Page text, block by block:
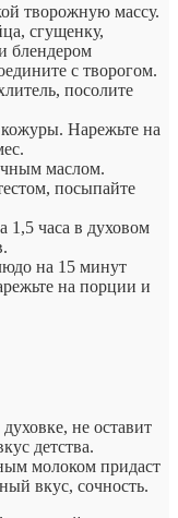
творожную массу.
сгущенку,
блендером
с творогом.
посолите
Нарежьте на
маслом.
посыпайте
1,5 часа в духовом
на 15 минут
на порции и
не оставит
детства.
молоком придаст
вкус, сочность.